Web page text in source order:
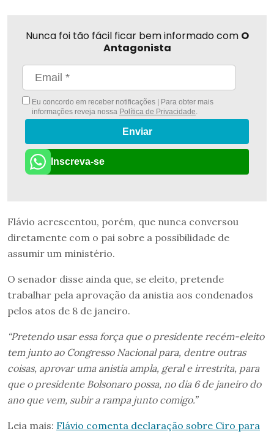
Nunca foi tão fácil ficar bem informado com O
Antagonista
Eu concordo em receber notificações | Para obter mais
informações reveja nossa Política de Privacidade.
Enviar
Inscreva-se
Flávio acrescentou, porém, que nunca conversou
diretamente com o pai sobre a possibilidade de
assumir um ministério.
O senador disse ainda que, se eleito, pretende
trabalhar pela aprovação da anistia aos condenados
pelos atos de 8 de janeiro.
“Pretendo usar essa força que o presidente recém-eleito
tem junto ao Congresso Nacional para, dentre outras
coisas, aprovar uma anistia ampla, geral e irrestrita, para
que o presidente Bolsonaro possa, no dia 6 de janeiro do
ano que vem, subir a rampa junto comigo.”
Leia mais: Flávio comenta declaração sobre Ciro para